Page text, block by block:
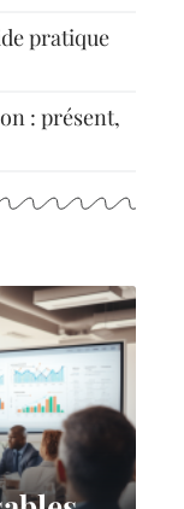
pratique
: présent,